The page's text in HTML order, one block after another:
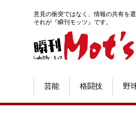
意見の衝突ではなく、情報の共有を選
それが『瞬刊モッツ』です。
芸能 格闘技 野